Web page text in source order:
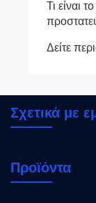
Σχετικά με
Προϊόντα